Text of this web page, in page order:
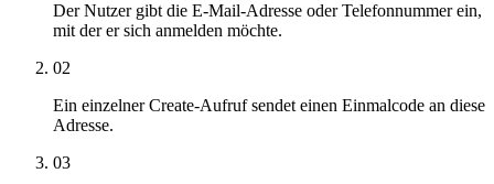
Der Nutzer gibt die E-Mail-Adresse oder Telefonnummer ein,
mit der er sich anmelden möchte.
02
Ein einzelner Create-Aufruf sendet einen Einmalcode an diese
Adresse.
03